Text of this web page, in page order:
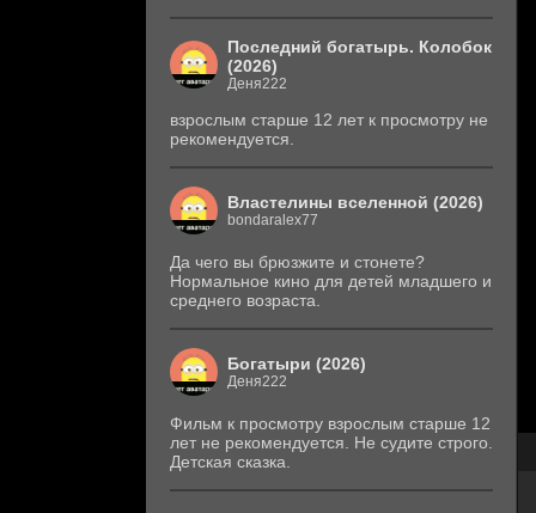
Последний богатырь. Колобок
(2026)
Деня222
взрослым старше 12 лет к просмотру не
рекомендуется.
Властелины вселенной (2026)
bondaralex77
Да чего вы брюзжите и стонете?
Нормальное кино для детей младшего и
среднего возраста.
Богатыри (2026)
Деня222
Фильм к просмотру взрослым старше 12
лет не рекомендуется. Не судите строго.
Детская сказка.